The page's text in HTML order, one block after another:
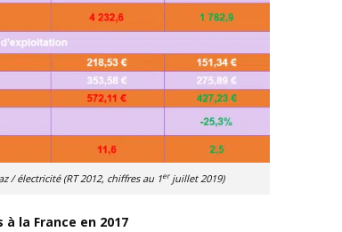
/ électricité (RT 2012, chiffres au 1erjuillet 2019)
la France en 2017